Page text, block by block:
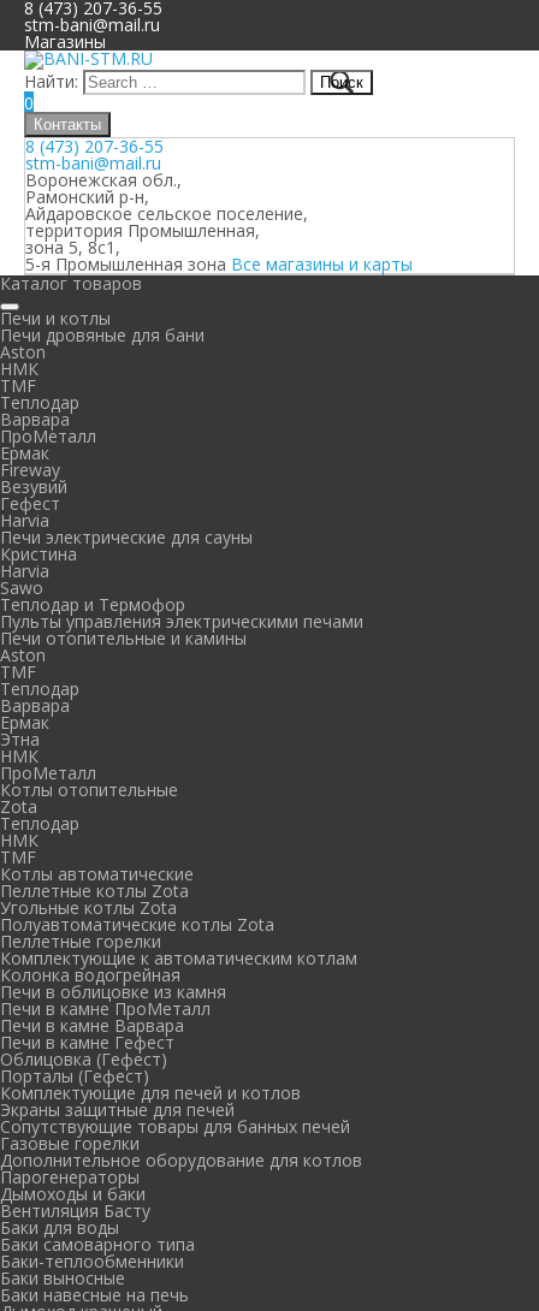
8 (473) 207-36-55
stm-bani@mail.ru
Магазины
Найти:
0
Контакты
8 (473) 207-36-55
stm-bani@mail.ru
Воронежская обл.,
Рамонский р-н,
Айдаровское сельское поселение,
территория Промышленная,
зона 5, 8с1,
5-я Промышленная зона Все магазины и карты
Каталог товаров
Печи и котлы
Печи дровяные для бани
Aston
НМК
TMF
Теплодар
Варвара
ПроМеталл
Ермак
Fireway
Везувий
Гефест
Harvia
Печи электрические для сауны
Кристина
Harvia
Sawo
Теплодар и Термофор
Пульты управления электрическими печами
Печи отопительные и камины
Aston
TMF
Теплодар
Варвара
Ермак
Этна
НМК
ПроМеталл
Котлы отопительные
Zota
Теплодар
НМК
TMF
Котлы автоматические
Пеллетные котлы Zota
Угольные котлы Zota
Полуавтоматические котлы Zota
Пеллетные горелки
Комплектующие к автоматическим котлам
Колонка водогрейная
Печи в облицовке из камня
Печи в камне ПроМеталл
Печи в камне Варвара
Печи в камне Гефест
Облицовка (Гефест)
Порталы (Гефест)
Комплектующие для печей и котлов
Экраны защитные для печей
Сопутствующие товары для банных печей
Газовые горелки
Дополнительное оборудование для котлов
Парогенераторы
Дымоходы и баки
Вентиляция Басту
Баки для воды
Баки самоварного типа
Баки-теплообменники
Баки выносные
Баки навесные на печь